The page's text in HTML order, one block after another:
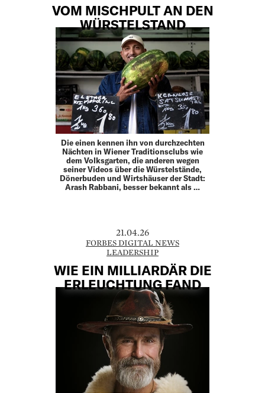
VOM MISCHPULT AN DEN
WÜRSTELSTAND
Die einen kennen ihn von durchzechten
Nächten in Wiener Traditionsclubs wie
dem Volksgarten, die anderen wegen
seiner Videos über die Würstelstände,
Dönerbuden und Wirtshäuser der Stadt:
Arash Rabbani, besser bekannt als …
21.04.26
FORBES DIGITAL NEWS
LEADERSHIP
WIE EIN MILLIARDÄR DIE
ERLEUCHTUNG FAND